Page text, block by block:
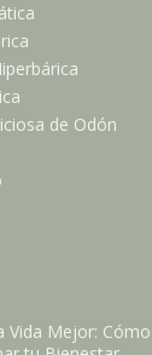
de Odón
Vida Mejor: